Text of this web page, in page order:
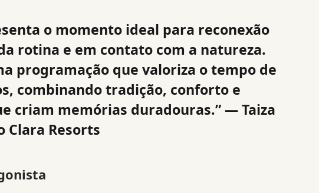
o momento ideal para reconexão
rotina e em contato com a natureza.
programação que valoriza o tempo de
combinando tradição, conforto e
criam memórias duradouras.” — Taiza
Clara Resorts